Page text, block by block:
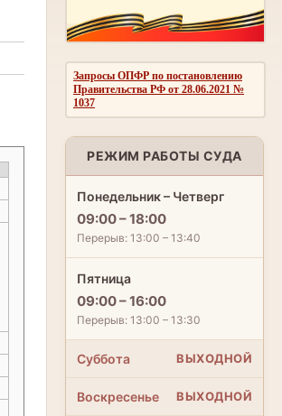
Запросы ОПФР по постановлению
Правительства РФ от 28.06.2021 №
1037
РЕЖИМ РАБОТЫ СУДА
Понедельник – Четверг
09:00 – 18:00
Перерыв: 13:00 – 13:40
Пятница
09:00 – 16:00
Перерыв: 13:00 – 13:30
Суббота ВЫХОДНОЙ
Воскресенье ВЫХОДНОЙ